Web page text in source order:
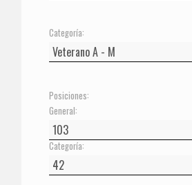
Categoría:
Posiciones:
General:
Categoría: